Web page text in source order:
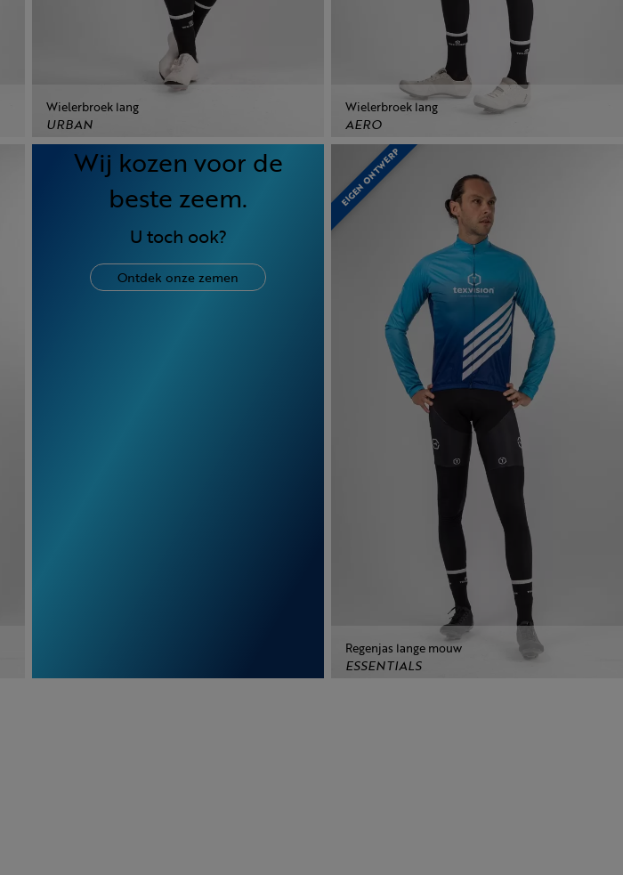
Wielerbroek lang
URBAN
Wielerbroek lang
AERO
Wij kozen voor de
beste zeem.
U toch ook?
Ontdek onze zemen
EIGEN ONTWERP
Regenjas lange mouw
ESSENTIALS